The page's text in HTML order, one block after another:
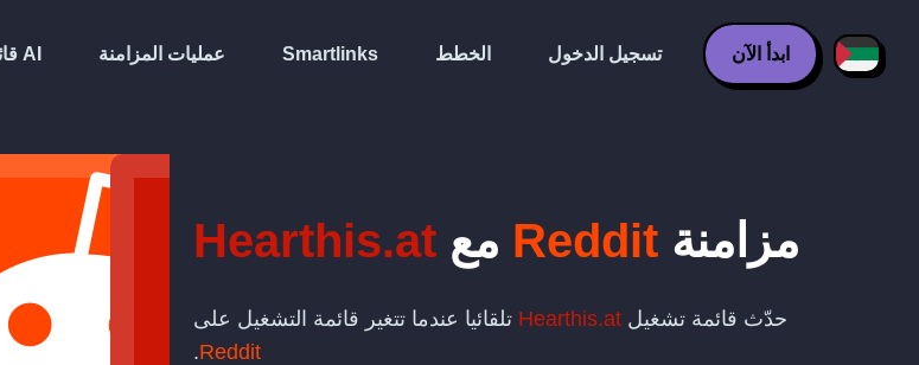
قائمة AI عمليات المزامنة Smartlinks الخطط تسجيل الدخول ابدأ الآن
مزامنة Reddit مع Hearthis.at
حدّث قائمة تشغيل Hearthis.at تلقائيا عندما تتغير قائمة التشغيل على
Reddit
.